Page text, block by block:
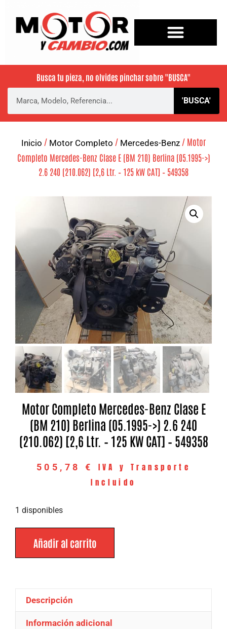
Busca tu pieza, no olvides pinchar sobre "BUSCA"
'BUSCA'
Inicio / Motor Completo / Mercedes-Benz / Motor
Completo Mercedes-Benz Clase E (BM 210) Berlina (05.1995->)
2.6 240 (210.062) [2,6 Ltr. – 125 kW CAT] – 549358
Motor Completo Mercedes-Benz Clase E
(BM 210) Berlina (05.1995->) 2.6 240
(210.062) [2,6 Ltr. – 125 KW CAT] – 549358
505,78 €
IVA y Transporte
Incluido
1 disponibles
Añadir al carrito
Descripción
Información adicional